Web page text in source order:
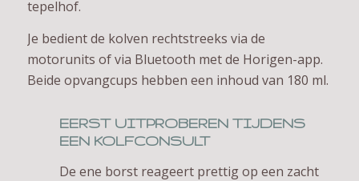
tepelhof.
Je bedient de kolven rechtstreeks via de
motorunits of via Bluetooth met de Horigen-app.
Beide opvangcups hebben een inhoud van 180 ml.
EERST UITPROBEREN TIJDENS
EEN KOLFCONSULT
De ene borst reageert prettig op een zacht